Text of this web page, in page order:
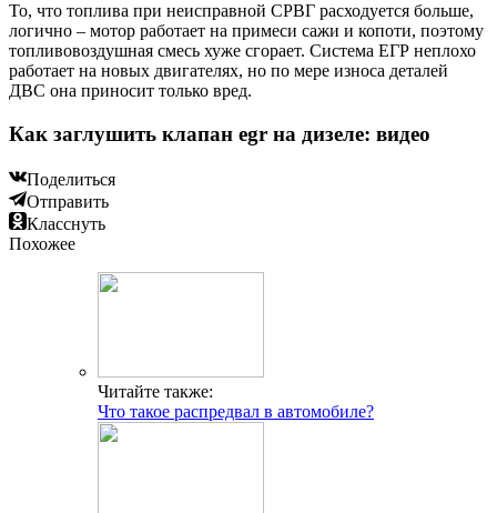
То, что топлива при неисправной СРВГ расходуется больше,
логично – мотор работает на примеси сажи и копоти, поэтому
топливовоздушная смесь хуже сгорает. Система ЕГР неплохо
работает на новых двигателях, но по мере износа деталей
ДВС она приносит только вред.
Как заглушить клапан egr на дизеле: видео
Поделиться
Отправить
Класснуть
Похожее
Читайте также:
Что такое распредвал в автомобиле?